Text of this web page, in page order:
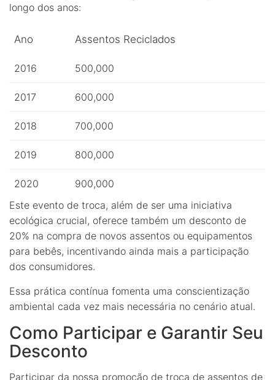
longo dos anos:
Ano Assentos Reciclados
2016 500,000
2017 600,000
2018 700,000
2019 800,000
2020
900,000
Este evento de troca, além de ser uma iniciativa
ecológica crucial, oferece também um desconto de
20% na compra de novos assentos ou equipamentos
para bebês, incentivando ainda mais a participação
dos consumidores.
Essa prática contínua fomenta uma conscientização
ambiental cada vez mais necessária no cenário atual.
Como Participar e Garantir Seu
Desconto
Participar da nossa promoção de troca de assentos de